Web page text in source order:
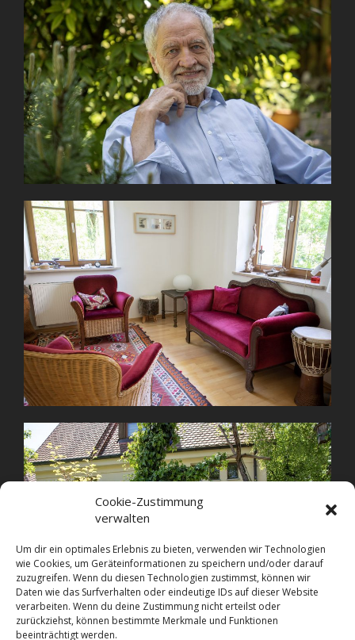
Cookie-Zustimmung
verwalten
Um dir ein optimales Erlebnis zu bieten, verwenden wir Technologien
wie Cookies, um Geräteinformationen zu speichern und/oder darauf
zuzugreifen. Wenn du diesen Technologien zustimmst, können wir
Daten wie das Surfverhalten oder eindeutige IDs auf dieser Website
verarbeiten. Wenn du deine Zustimmung nicht erteilst oder
zurückziehst, können bestimmte Merkmale und Funktionen
beeinträchtigt werden.